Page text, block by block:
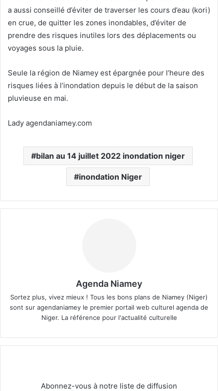
a aussi conseillé d’éviter de traverser les cours d’eau (kori)
en crue, de quitter les zones inondables, d’éviter de
prendre des risques inutiles lors des déplacements ou
voyages sous la pluie.
Seule la région de Niamey est épargnée pour l’heure des
risques liées à l’inondation depuis le début de la saison
pluvieuse en mai.
Lady agendaniamey.com
bilan au 14 juillet 2022 inondation niger
inondation Niger
Agenda Niamey
Sortez plus, vivez mieux ! Tous les bons plans de Niamey (Niger)
sont sur agendaniamey le premier portail web culturel agenda de
Niger. La référence pour l'actualité culturelle
Abonnez-vous à notre liste de diffusion